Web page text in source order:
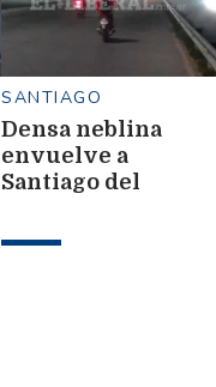
SANTIAGO
Densa neblina
envuelve a
Santiago del
extremar las